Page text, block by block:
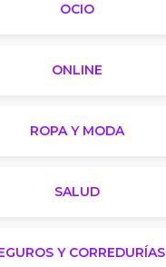
OCIO
ONLINE
ROPA Y MODA
SALUD
Y CORREDURÍAS